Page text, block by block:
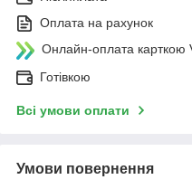
Оплата на рахунок
Онлайн-оплата карткою
Готівкою
Всі умови оплати
Умови повернення